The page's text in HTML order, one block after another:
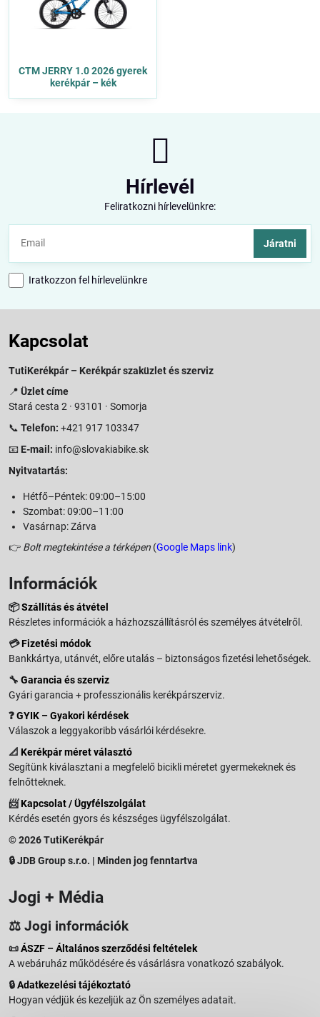
CTM JERRY 1.0 2026 gyerek
kerékpár – kék
Hírlevél
Feliratkozni hírlevelünkre:
Járatni
Iratkozzon fel hírlevelünkre
Kapcsolat
TutiKerékpár – Kerékpár szaküzlet és szerviz
📍 Üzlet címe
Stará cesta 2 · 93101 · Somorja
📞 Telefon: +421 917 103347
📧 E-mail: info@slovakiabike.sk
Nyitvatartás:
Hétfő–Péntek: 09:00–15:00
Szombat: 09:00–11:00
Vasárnap: Zárva
👉 Bolt megtekintése a térképen (Google Maps link)
Információk
📦Szállítás és átvétel
Részletes információk a házhozszállításról és személyes átvételről.
💳Fizetési módok
Bankkártya, utánvét, előre utalás – biztonságos fizetési lehetőségek.
🔧 Garancia és szerviz
Gyári garancia + professzionális kerékpárszerviz.
❓GYIK – Gyakori kérdések
Válaszok a leggyakoribb vásárlói kérdésekre.
📐 Kerékpár méret választó
Segítünk kiválasztani a megfelelő bicikli méretet gyermekeknek és
felnőtteknek.
📨Kapcsolat / Ügyfélszolgálat
Kérdés esetén gyors és készséges ügyfélszolgálat.
© 2026 TutiKerékpár
🔒 JDB Group s.r.o. | Minden jog fenntartva
Jogi + Média
⚖️ Jogi információk
📜ÁSZF – Általános szerződési feltételek
A webáruház működésére és vásárlásra vonatkozó szabályok.
🔒Adatkezelési tájékoztató
Hogyan védjük és kezeljük az Ön személyes adatait.